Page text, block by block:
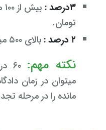
۳درصد :
تومان.
۲ درصد :
بالای ۵۰۰ میلیون تومان.
نکته مهم:
مانده را در مرحله